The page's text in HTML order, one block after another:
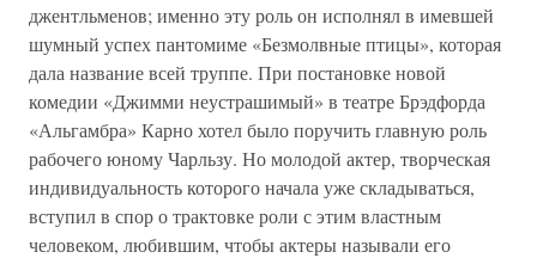
джентльменов; именно эту роль он исполнял в имевшей
шумный успех пантомиме «Безмолвные птицы», которая
дала название всей труппе. При постановке новой
комедии «Джимми неустрашимый» в театре Брэдфорда
«Альгамбра» Карно хотел было поручить главную роль
рабочего юному Чарльзу. Но молодой актер, творческая
индивидуальность которого начала уже складываться,
вступил в спор о трактовке роли с этим властным
человеком, любившим, чтобы актеры называли его